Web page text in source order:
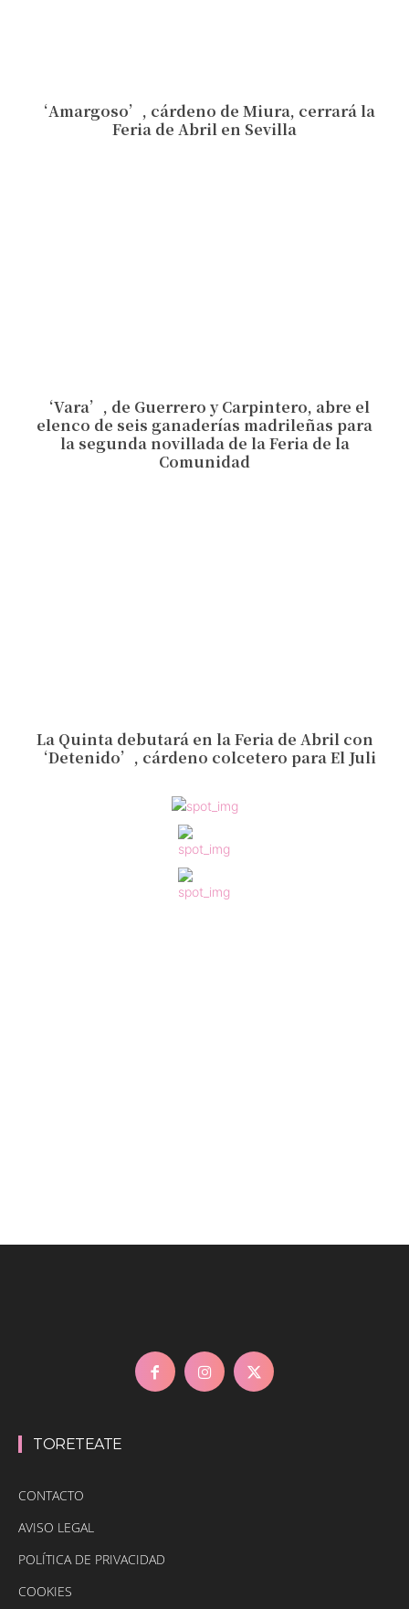
‘Amargoso’, cárdeno de Miura, cerrará la
Feria de Abril en Sevilla
‘Vara’, de Guerrero y Carpintero, abre el
elenco de seis ganaderías madrileñas para
la segunda novillada de la Feria de la
Comunidad
La Quinta debutará en la Feria de Abril con
‘Detenido’, cárdeno colcetero para El Juli
TORETEATE
CONTACTO
AVISO LEGAL
POLÍTICA DE PRIVACIDAD
COOKIES